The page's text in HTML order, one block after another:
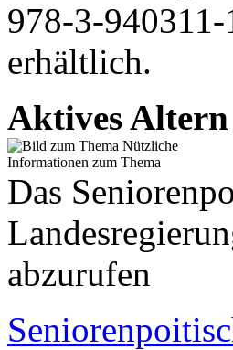
978-3-
erhältlich.
Aktives
Das
abzurufen